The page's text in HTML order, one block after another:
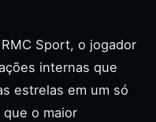
Sport, o jogador
internas que
estrelas em um só
o maior